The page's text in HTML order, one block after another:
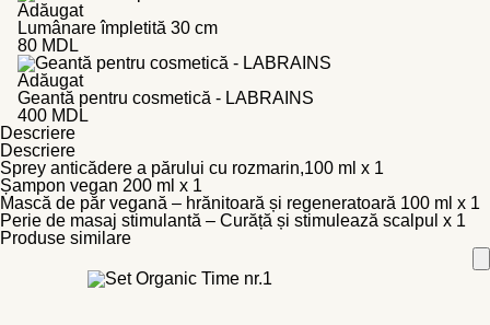
Adăugat
Lumânare împletită 30 cm
80 MDL
Adăugat
Geantă pentru cosmetică - LABRAINS
400 MDL
Descriere
Descriere
Sprey anticădere a părului cu rozmarin,100 ml x 1
Șampon vegan 200 ml x 1
Mască de păr vegană – hrănitoară și regeneratoară 100 ml x 1
Perie de masaj stimulantă – Curăță și stimulează scalpul x 1
Produse similare